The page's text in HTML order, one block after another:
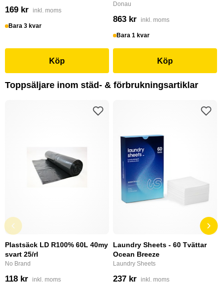
169 kr inkl. moms
Bara 3 kvar
Köp
Donau
863 kr inkl. moms
Bara 1 kvar
Köp
Toppsäljare inom städ- & förbrukningsartiklar
Plastsäck LD R100% 60L 40my
svart 25/rl
No Brand
118 kr inkl. moms
Laundry Sheets - 60 Tvättar
Ocean Breeze
Laundry Sheets
237 kr inkl. moms